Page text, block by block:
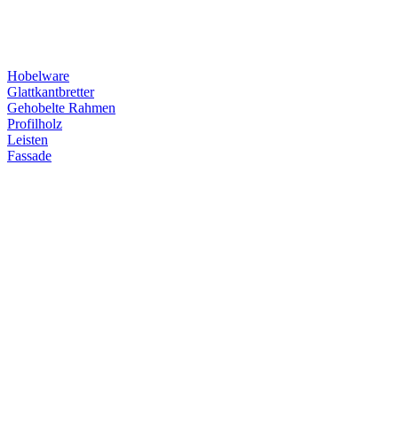
Hobelware
Glattkantbretter
Gehobelte Rahmen
Profilholz
Leisten
Fassade